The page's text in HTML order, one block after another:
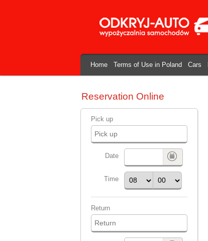
Home Terms of Use in Poland Cars
Reservation Online
Pick up
Date
Time
Return